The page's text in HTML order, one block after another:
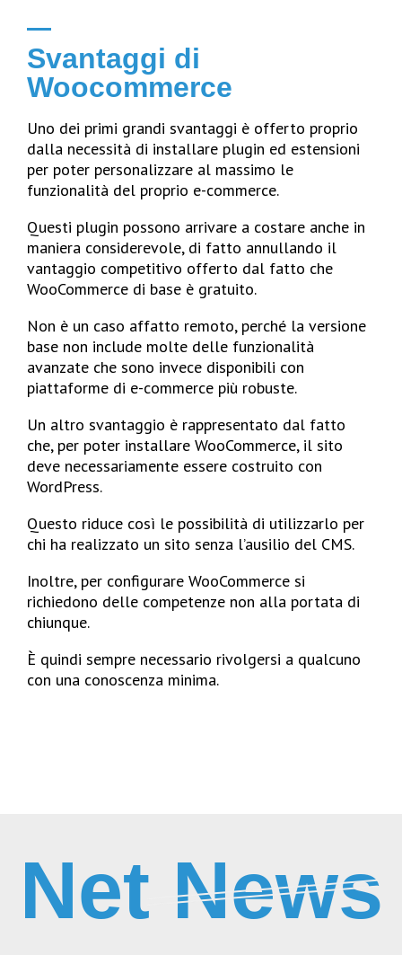
Svantaggi di
Woocommerce
Uno dei primi grandi svantaggi è offerto proprio
dalla necessità di installare plugin ed estensioni
per poter personalizzare al massimo le
funzionalità del proprio e-commerce.
Questi plugin possono arrivare a costare anche in
maniera considerevole, di fatto annullando il
vantaggio competitivo offerto dal fatto che
WooCommerce di base è gratuito.
Non è un caso affatto remoto, perché la versione
base non include molte delle funzionalità
avanzate che sono invece disponibili con
piattaforme di e-commerce più robuste.
Un altro svantaggio è rappresentato dal fatto
che, per poter installare WooCommerce, il sito
deve necessariamente essere costruito con
WordPress.
Questo riduce così le possibilità di utilizzarlo per
chi ha realizzato un sito senza l’ausilio del CMS.
Inoltre, per configurare WooCommerce si
richiedono delle competenze non alla portata di
chiunque.
È quindi sempre necessario rivolgersi a qualcuno
con una conoscenza minima.
Net News